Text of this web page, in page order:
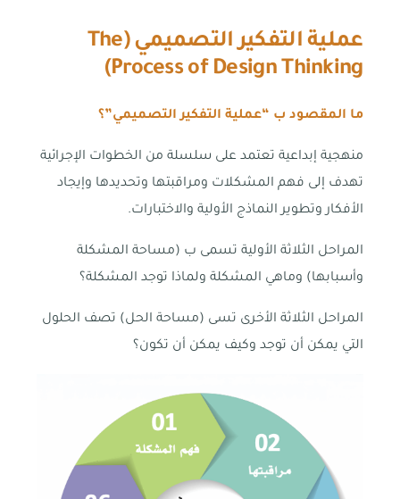
عملية التفكير التصميمي (The
Process of Design Thinking
)
ما المقصود ب “عملية التفكير التصميمي”؟
منهجية إبداعية تعتمد على سلسلة من الخطوات الإجرائية
تهدف إلى فهم المشكلات ومراقبتها وتحديدها وإيجاد
الأفكار وتطوير النماذج الأولية والاختبارات.
المراحل الثلاثة الأولية تسمى ب (مساحة المشكلة
وأسبابها) وماهي المشكلة ولماذا توجد المشكلة؟
المراحل الثلاثة الأخرى تسى (مساحة الحل) تصف الحلول
التي يمكن أن توجد وكيف يمكن أن تكون؟